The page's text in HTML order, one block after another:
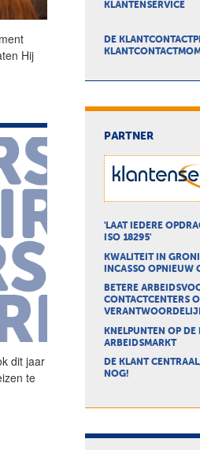
Hij
dit jaar
te
KLANTENSERVICE
DE
PARTNER
'LAAT IEDERE
ISO 18295'
KWALITEIT IN
INCASSO OPNIEUW
BETERE
CONTACTCENTERS
KNELPUNTEN OP
ARBEIDSMARKT
DE KLANT
NOG!